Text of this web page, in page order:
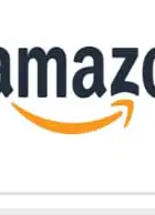
四六判